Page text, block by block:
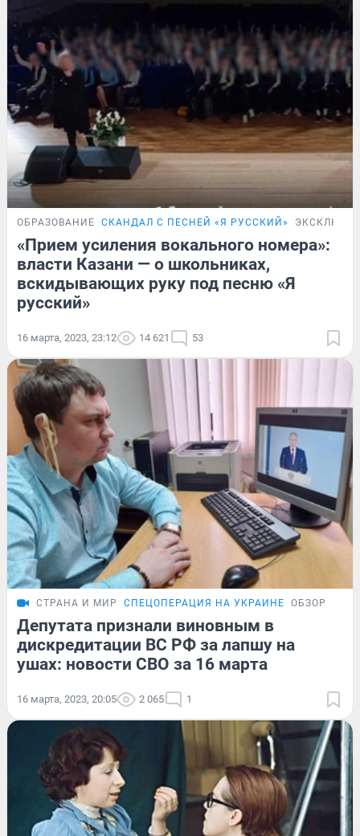
ОБРАЗОВАНИЕ СКАНДАЛ С ПЕСНЕЙ «Я РУССКИЙ»
«Прием усиления вокального номера»:
власти Казани — о школьниках,
вскидывающих руку под песню «Я
русский»
16 марта, 2023, 23:12 14 621 53
СТРАНА И МИР СПЕЦОПЕРАЦИЯ НА УКРАИНЕ ОБЗОР
Депутата признали виновным в
дискредитации ВС РФ за лапшу на
ушах: новости СВО за 16 марта
16 марта, 2023, 20:05 2 065 1